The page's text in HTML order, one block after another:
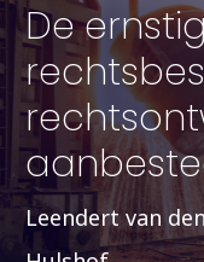
De
Leendert van